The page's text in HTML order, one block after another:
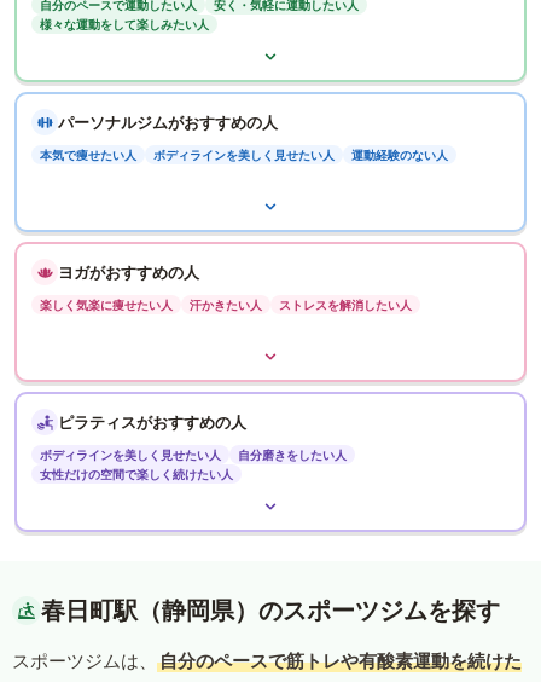
自分のペースで運動したい人
安く・気軽に運動したい人
様々な運動をして楽しみたい人
パーソナルジムがおすすめの人
本気で痩せたい人 ボディラインを美しく見せたい人 運動経験のない人
ヨガがおすすめの人
楽しく気楽に痩せたい人 汗かきたい人 ストレスを解消したい人
ピラティスがおすすめの人
ボディラインを美しく見せたい人
自分磨きをしたい人
女性だけの空間で楽しく続けたい人
春日町駅（静岡県）のスポーツジムを探す
スポーツジムは、
自分のペースで筋トレや有酸素運動を続けた